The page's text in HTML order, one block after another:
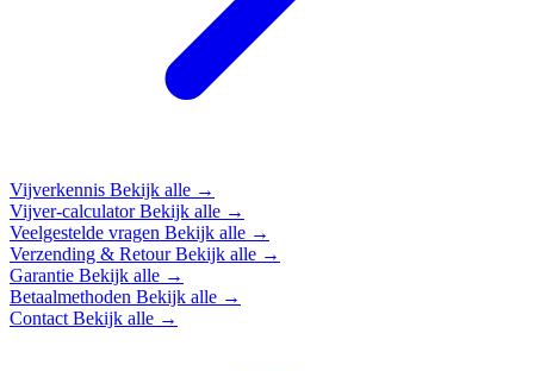
Vijverkennis Bekijk alle →
Vijver-calculatorBekijk alle →
Veelgestelde vragen Bekijk alle →
Verzending & RetourBekijk alle →
Garantie Bekijk alle →
Betaalmethoden Bekijk alle →
Contact Bekijk alle →